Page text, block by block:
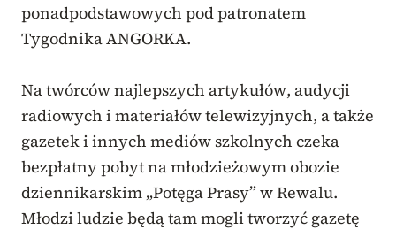
ponadpodstawowych pod patronatem
Tygodnika ANGORKA.
Na twórców najlepszych artykułów, audycji
radiowych i materiałów telewizyjnych, a także
gazetek i innych mediów szkolnych czeka
bezpłatny pobyt na młodzieżowym obozie
dziennikarskim „Potęga Prasy” w Rewalu.
Młodzi ludzie będą tam mogli tworzyć gazetę